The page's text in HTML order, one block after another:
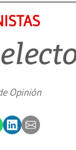
Opinión